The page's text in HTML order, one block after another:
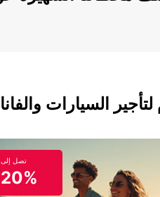
تصل إلى
20%